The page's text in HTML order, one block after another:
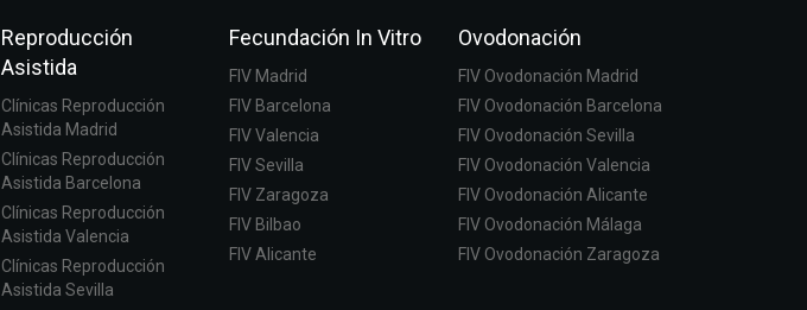
Reproducción
Asistida
Clínicas Reproducción
Asistida Madrid
Clínicas Reproducción
Asistida Barcelona
Clínicas Reproducción
Asistida Valencia
Clínicas Reproducción
Asistida Sevilla
Fecundación In Vitro
FIV Madrid
FIV Barcelona
FIV Valencia
FIV Sevilla
FIV Zaragoza
FIV Bilbao
FIV Alicante
Ovodonación
FIV Ovodonación Madrid
FIV Ovodonación Barcelona
FIV Ovodonación Sevilla
FIV Ovodonación Valencia
FIV Ovodonación Alicante
FIV Ovodonación Málaga
FIV Ovodonación Zaragoza